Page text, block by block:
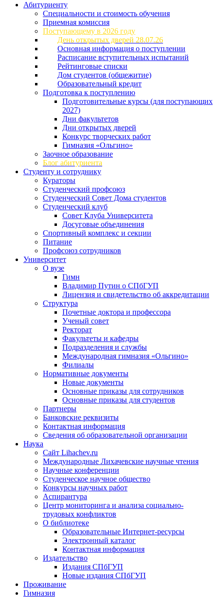
Абитуриенту
Специальности и стоимость обучения
Приемная комиссия
Поступающему в 2026 году
День открытых дверей 28.07.26
Основная информация о поступлении
Расписание вступительных испытаний
Рейтинговые списки
Дом студентов (общежитие)
Образовательный кредит
Подготовка к поступлению
Подготовительные курсы (для поступающих
2027)
Дни факультетов
Дни открытых дверей
Конкурс творческих работ
Гимназия «Ольгино»
Заочное образование
Блог абитуриента
Студенту и сотруднику
Кураторы
Студенческий профсоюз
Студенческий Совет Дома студентов
Студенческий клуб
Совет Клуба Университета
Досуговые объединения
Спортивный комплекс и секции
Питание
Профсоюз сотрудников
Университет
О вузе
Гимн
Владимир Путин о СПбГУП
Лицензия и свидетельство об аккредитации
Структура
Почетные доктора и профессора
Ученый совет
Ректорат
Факультеты и кафедры
Подразделения и службы
Международная гимназия «Ольгино»
Филиалы
Нормативные документы
Новые документы
Основные приказы для сотрудников
Основные приказы для студентов
Партнеры
Банковские реквизиты
Контактная информация
Сведения об образовательной организации
Наука
Сайт Lihachev.ru
Международные Лихачевские научные чтения
Научные конференции
Студенческое научное общество
Конкурсы научных работ
Аспирантура
Центр мониторинга и анализа социально-
трудовых конфликтов
О библиотеке
Образовательные Интернет-ресурсы
Электронный каталог
Контактная информация
Издательство
Издания СПбГУП
Новые издания СПбГУП
Проживание
Гимназия